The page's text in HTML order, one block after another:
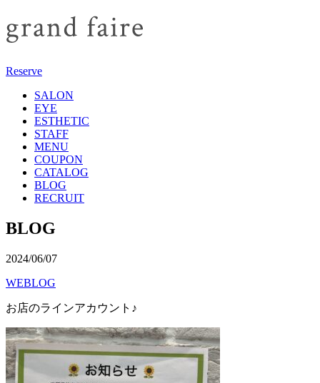
Reserve
SALON
EYE
ESTHETIC
STAFF
MENU
COUPON
CATALOG
BLOG
RECRUIT
BLOG
2024/06/07
WEBLOG
お店のラインアカウント♪